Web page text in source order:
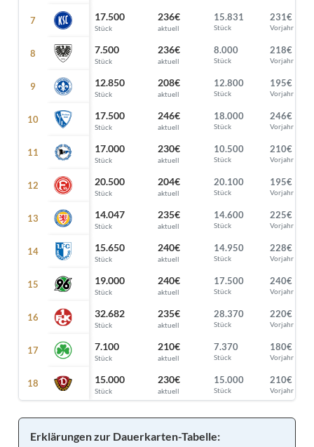
17.500
Stück
236€
aktuell
15.831
Stück
231€
Vorjahr
7.500
Stück
236€
aktuell
8.000
Stück
218€
Vorjahr
12.850
Stück
208€
aktuell
12.800
Stück
195€
Vorjahr
17.500
Stück
246€
aktuell
18.000
Stück
246€
Vorjahr
17.000
Stück
230€
aktuell
10.500
Stück
210€
Vorjahr
20.500
Stück
204€
aktuell
20.100
Stück
195€
Vorjahr
14.047
Stück
235€
aktuell
14.600
Stück
225€
Vorjahr
15.650
Stück
240€
aktuell
14.950
Stück
228€
Vorjahr
19.000
Stück
240€
aktuell
17.500
Stück
240€
Vorjahr
32.682
Stück
235€
aktuell
28.370
Stück
220€
Vorjahr
7.100
Stück
210€
aktuell
7.370
Stück
180€
Vorjahr
15.000
Stück
230€
aktuell
15.000
Stück
210€
Vorjahr
Erklärungen zur Dauerkarten-Tabelle: